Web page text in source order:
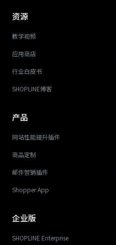
资源
教学视频
应用商店
行业白皮书
SHOPLINE博客
产品
网站性能提升插件
商品定制
邮件营销插件
Shopper App
企业版
SHOPLINE Enterprise